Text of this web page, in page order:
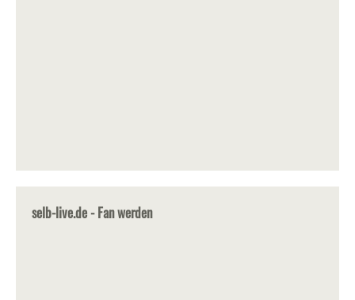
selb-live.de - Fan werden